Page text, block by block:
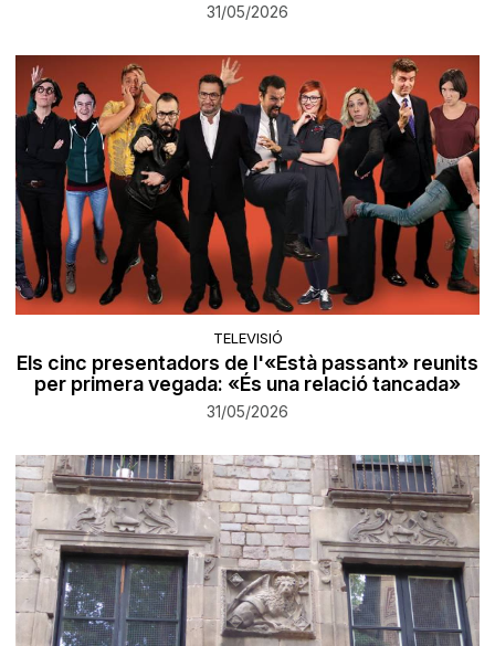
31/05/2026
TELEVISIÓ
Els cinc presentadors de l'«Està passant» reunits
per primera vegada: «És una relació tancada»
31/05/2026